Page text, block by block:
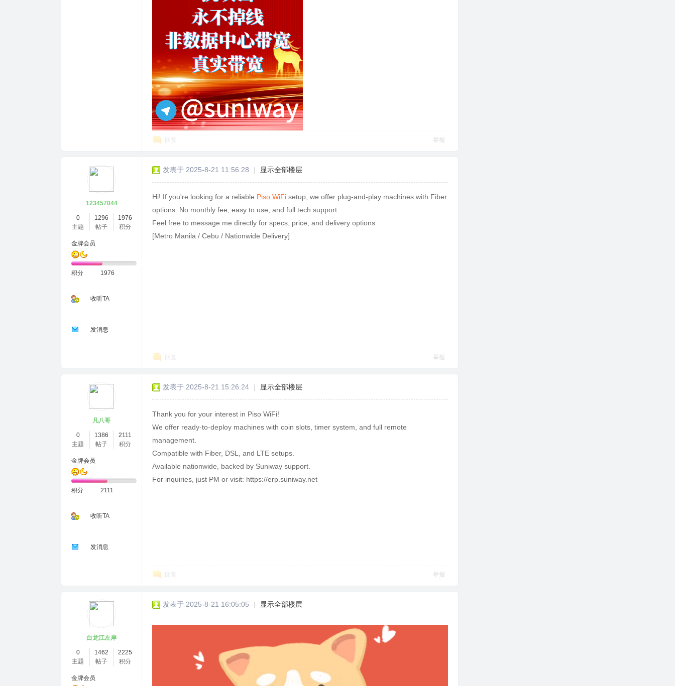
举报
123457044
0
主题
1296
帖子
1976
积分
金牌会员
积分 1976
收听TA
发消息
发表于 2025-8-21 11:56:28 | 显示全部楼层
Hi! If you're looking for a reliable Piso WiFi setup, we offer plug-and-play machines with Fiber
options. No monthly fee, easy to use, and full tech support.
Feel free to message me directly for specs, price, and delivery options
[Metro Manila / Cebu / Nationwide Delivery]
举报
凡八哥
0
主题
1386
帖子
2111
积分
金牌会员
积分 2111
收听TA
发消息
发表于 2025-8-21 15:26:24 | 显示全部楼层
Thank you for your interest in Piso WiFi!
We offer ready-to-deploy machines with coin slots, timer system, and full remote
management.
Compatible with Fiber, DSL, and LTE setups.
Available nationwide, backed by Suniway support.
For inquiries, just PM or visit: https://erp.suniway.net
举报
白龙江左岸
0
主题
1462
帖子
2225
积分
金牌会员
发表于 2025-8-21 16:05:05 | 显示全部楼层